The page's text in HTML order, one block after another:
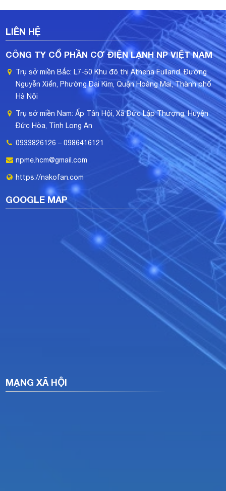
Không chỉ mang lại không khí trong lành,
sản phẩm còn đáp ứng nhu cầu tiết kiệm
điện năng. Hãy cùng tìm hiểu cách khai
thác tối đa giá trị của thiết bị.
LIÊN HỆ
CÔNG TY CỔ PHẦN CƠ ĐIỆN LẠNH NP VIỆT NAM
Trụ sở miền Bắc: L7-50 Khu đô thị Athena Fulland, Đường
Nguyễn Xiển, Phường Đại Kim, Quận Hoàng Mai, Thành phố
Hà Nội
Trụ sở miền Nam: Ấp Tân Hội, Xã Đức Lập Thượng, Huyện
Đức Hòa, Tỉnh Long An
0933826126 – 0986416121
npme.hcm@gmail.com
https://nakofan.com
GOOGLE MAP
MẠNG XÃ HỘI